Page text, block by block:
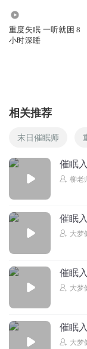
重度失眠 一听就困 8
小时深睡
相关推荐
末日催眠师
催眠
柳老
催眠
大梦
催眠
大梦
催眠
大梦